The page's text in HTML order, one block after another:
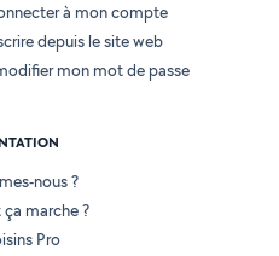
à mon compte
depuis le site web
mon mot de passe
nous ?
marche ?
Pro